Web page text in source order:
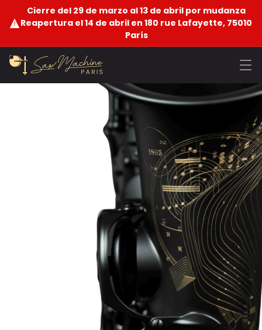
Cierre del 29 de marzo al 13 de abril por mudanza
Reapertura el 14 de abril en 180 rue Lafayette, 75010
París